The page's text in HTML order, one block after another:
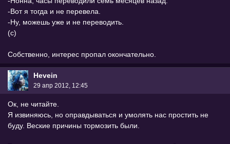
-Вот я тогда и не перевела.
-Ну, можешь уже и не переводить.
(с)
Собственно, интерес пропал окончательно.
Hevein
29 апр 2012, 12:45
Ок, не читайте.
Я извиняюсь, но оправдываться и умолять нас простить не
буду. Веские причины тормозить были.